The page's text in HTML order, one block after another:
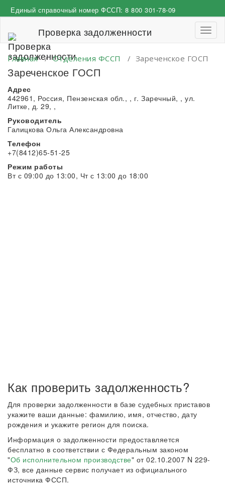
к
Единый справочный номер ФССП: 8 800 301-78-09
Проверка задолженности
Главная/Отделения ФССП / Зареченское ГОСП
Зареченское ГОСП
Адрес
442961, Россия, Пензенская обл., , г. Заречный, , ул.
Литке, д. 29, ,
Руководитель
Галицкова Ольга Александровна
Телефон
+7(8412)65-51-25
Режим работы
Вт с 09:00 до 13:00, Чт с 13:00 до 18:00
Как проверить задолженность?
Для проверки задолженности в базе судебных приставов
укажите ваши данные: фамилию, имя, отчество, дату
рождения и укажите регион для поиска.
Информация о задолженности предоставляется
бесплатно в соответствии с Федеральным законом
"Об исполнительном производстве" от 02.10.2007 N 229-
ФЗ, все данные сервис получает из официального
источника ФССП.